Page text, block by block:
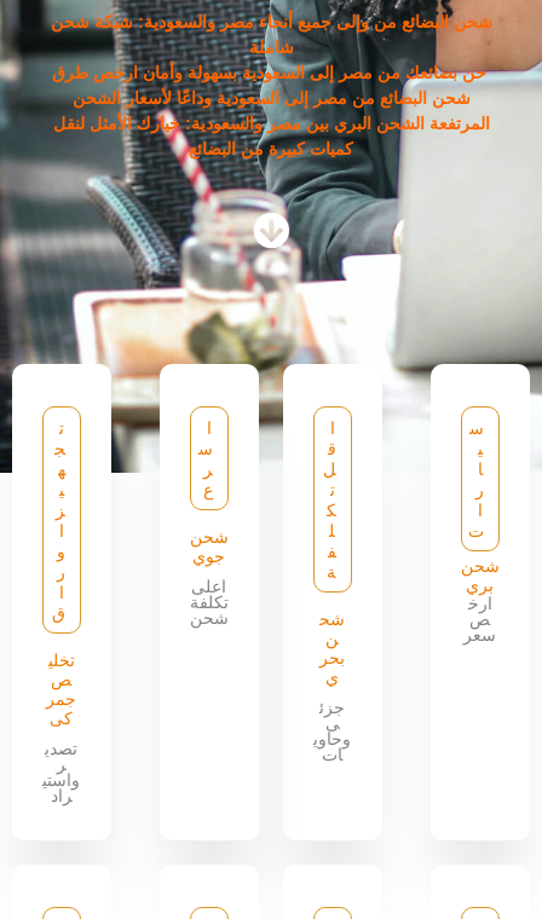
شحن البضائع من وإلى جميع أنحاء مصر والسعودية: شبكة شحن
شاملة
حن بضائعك من مصر إلى السعودية بسهولة وأمان ارخص طرق
شحن البضائع من مصر إلى السعودية وداعًا لأسعار الشحن
المرتفعة الشحن البري بين مصر والسعودية: خيارك الأمثل لنقل
كميات كبيرة من البضائع
س
ي
ا
ر
ت
شحن
بري
ارخ
ص
سعر
ق
ل
ت
ك
ل
ف
ة
شح
ن
بحر
ي
جزئ
ى
وحاوي
ات
س
ر
ع
شحن
جوي
اعلى
تكلفة
شحن
ت
ج
ه
ي
ز
و
ر
ق
تخلي
ص
جمر
كى
تصدي
ر
واستي
راد